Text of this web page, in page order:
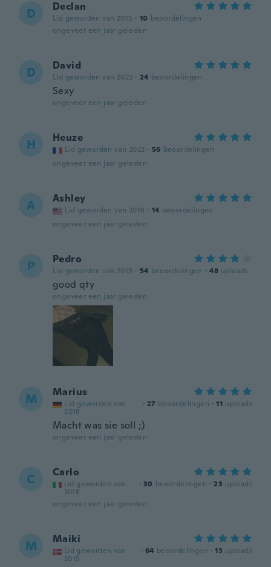
D Declan
Lid geworden van 2015 · 10 beoordelingen
ongeveer een jaar geleden
D David
Lid geworden van 2023 · 24 beoordelingen
Sexy
ongeveer een jaar geleden
H Heuze
Lid geworden van 2022 · 56 beoordelingen
ongeveer een jaar geleden
A Ashley
Lid geworden van 2018 · 14 beoordelingen
ongeveer een jaar geleden
P Pedro
Lid geworden van 2019 · 54 beoordelingen · 48 uploads
good qty
ongeveer een jaar geleden
M Marius
Lid geworden van
2018
· 27 beoordelingen · 11 uploads
Macht was sie soll ;)
ongeveer een jaar geleden
C Carlo
Lid geworden van
2018
· 30 beoordelingen · 23 uploads
ongeveer een jaar geleden
M Maiki
Lid geworden van
2015
· 64 beoordelingen · 13 uploads